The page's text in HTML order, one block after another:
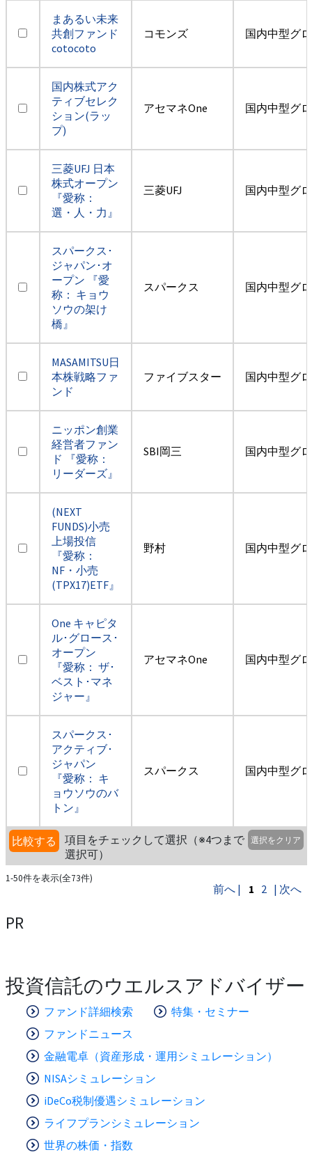
まあるい未来
共創ファンド
cotocoto
コモンズ 国内中型グ
国内株式アク
ティブセレク
ション(ラッ
プ)
アセマネOne 国内中型グ
三菱UFJ 日本
株式オープン
『愛称：
選・人・力』
三菱UFJ 国内中型グ
スパークス･
ジャパン･オ
ープン 『愛
称： キョウ
ソウの架け
橋』
スパークス 国内中型グ
MASAMITSU日
本株戦略ファ
ンド
ファイブスター 国内中型グ
ニッポン創業
経営者ファン
ド 『愛称：
リーダーズ』
SBI岡三 国内中型グ
(NEXT
FUNDS)小売
上場投信
『愛称：
NF・小売
(TPX17)ETF』
野村 国内中型グ
One キャピタ
ル･グロース･
オープン
『愛称： ザ･
ベスト･マネ
ジャー』
アセマネOne 国内中型グ
スパークス･
アクティブ･
ジャパン
『愛称： キ
ョウソウのバ
トン』
スパークス 国内中型グ
比較する
項目をチェックして選択（※4つまで
選択可）
選択をクリア
1-50件を表示(全73件)
前へ | 1 2 | 次へ
PR
投資信託のウエルスアドバイザー
ファンド詳細検索
特集・セミナー
ファンドニュース
金融電卓（資産形成・運用シミュレーション）
NISAシミュレーション
iDeCo税制優遇シミュレーション
ライフプランシミュレーション
世界の株価・指数